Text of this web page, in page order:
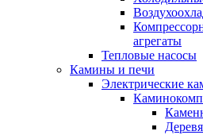
агрегаты
Тепловые насосы
Камины и печи
Электрические